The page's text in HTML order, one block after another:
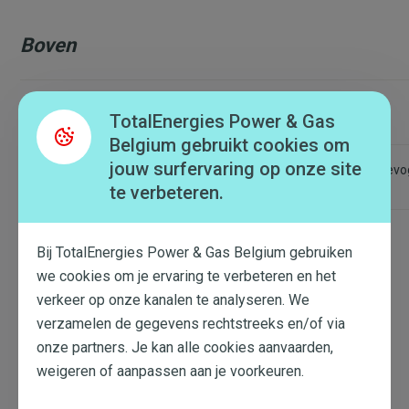
Boven
Zone 0°-4°
Hier worden de meest delicate etenswaren bewaard zoals vis,
De koelkast opruimen heeft voortaan geen
geheimen meer voor je. Alleen nog even de spons
erover, de diepvriezer ontdooien en alles weer
netjes terugzetten!
Als je stapsgewijs te werk gaat, kan het nog best zijn
dat je opruimen leuk zal vinden!
TotalEnergies Power & Gas
Belgium gebruikt cookies om
jouw surfervaring op onze site
te verbeteren.
Bij TotalEnergies Power & Gas Belgium gebruiken
we cookies om je ervaring te verbeteren en het
verkeer op onze kanalen te analyseren. We
verzamelen de gegevens rechtstreeks en/of via
onze partners. Je kan alle cookies aanvaarden,
weigeren of aanpassen aan je voorkeuren.